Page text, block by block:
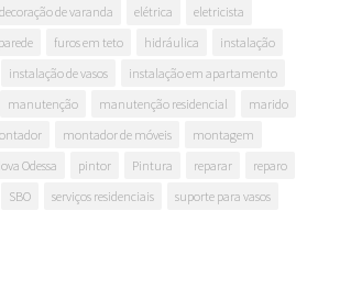
decoração de varanda elétrica
eletricista
furos em teto hidráulica
instalação
instalação de vasos
instalação em apartamento
manutenção manutenção residencial
marido
montador de móveis
montagem
Odessa pintor Pintura reparar
reparo
SBO serviços residenciais
suporte para vasos